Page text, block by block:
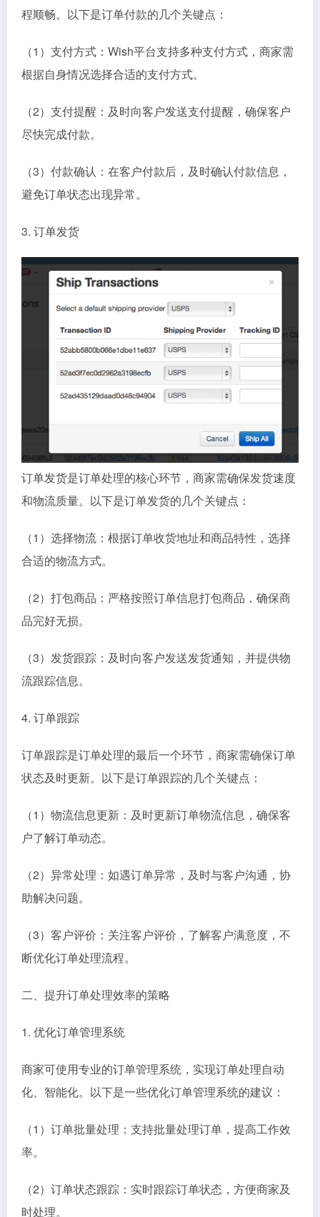
程顺畅。以下是订单付款的几个关键点：
（1）支付方式：Wish平台支持多种支付方式，商家需
根据自身情况选择合适的支付方式。
（2）支付提醒：及时向客户发送支付提醒，确保客户
尽快完成付款。
（3）付款确认：在客户付款后，及时确认付款信息，
避免订单状态出现异常。
3. 订单发货
订单发货是订单处理的核心环节，商家需确保发货速度
和物流质量。以下是订单发货的几个关键点：
（1）选择物流：根据订单收货地址和商品特性，选择
合适的物流方式。
（2）打包商品：严格按照订单信息打包商品，确保商
品完好无损。
（3）发货跟踪：及时向客户发送发货通知，并提供物
流跟踪信息。
4. 订单跟踪
订单跟踪是订单处理的最后一个环节，商家需确保订单
状态及时更新。以下是订单跟踪的几个关键点：
（1）物流信息更新：及时更新订单物流信息，确保客
户了解订单动态。
（2）异常处理：如遇订单异常，及时与客户沟通，协
助解决问题。
（3）客户评价：关注客户评价，了解客户满意度，不
断优化订单处理流程。
二、提升订单处理效率的策略
1. 优化订单管理系统
商家可使用专业的订单管理系统，实现订单处理自动
化、智能化。以下是一些优化订单管理系统的建议：
（1）订单批量处理：支持批量处理订单，提高工作效
率。
（2）订单状态跟踪：实时跟踪订单状态，方便商家及
时处理。